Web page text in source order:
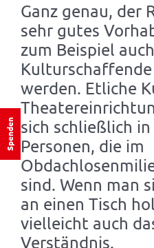
Ganz genau, der
sehr gutes
zum Beispiel auch
werden. Etliche
sich schließlich
Personen, die im
sind. Wenn man
an einen Tisch
vielleicht auch
Verständnis.
Spenden